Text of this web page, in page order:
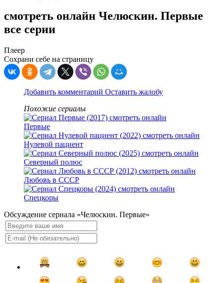
смотреть онлайн Челюскин. Первые
все серии
Плеер
Сохрани себе на страницу
Добавить комментарий Оставить жалобу
Похожие сериалы
Первые
Нулевой пациент
Северный полюс
Любовь в СССР
Спецкоры
Обсуждение сериала «Челюскин. Первые»